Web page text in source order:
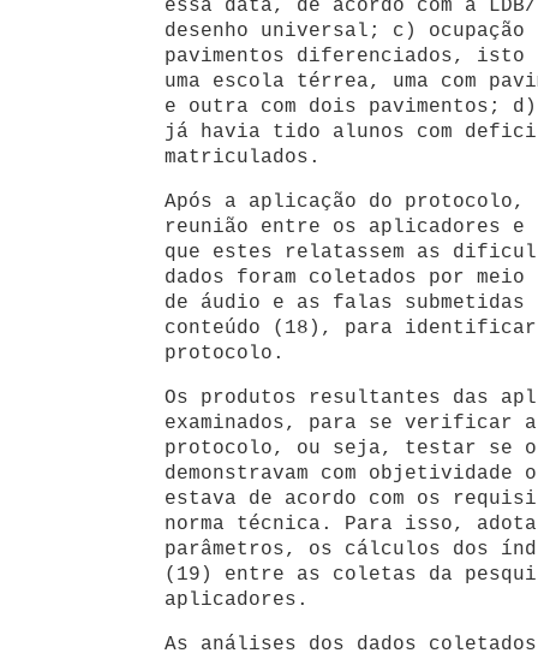
essa data, de acordo com a
desenho universal; c) ocupação
pavimentos diferenciados,
uma escola térrea, uma com
e outra com dois pavimentos;
já havia tido alunos com
matriculados.
Após a aplicação do
reunião entre os aplicadores e
que estes relatassem as
dados foram coletados por
de áudio e as falas submetidas
conteúdo (18), para
protocolo.
Os produtos resultantes das
examinados, para se verificar
protocolo, ou seja, testar se
demonstravam com objetividade
estava de acordo com os
norma técnica. Para isso,
parâmetros, os cálculos dos
(19) entre as coletas da
aplicadores.
As análises dos dados